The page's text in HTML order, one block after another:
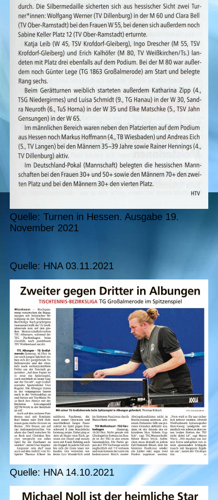
Quelle: Turnen in Hessen. Ausgabe 19.
November 2021
Quelle: HNA 03.11.2021
Quelle: HNA 14.10.2021